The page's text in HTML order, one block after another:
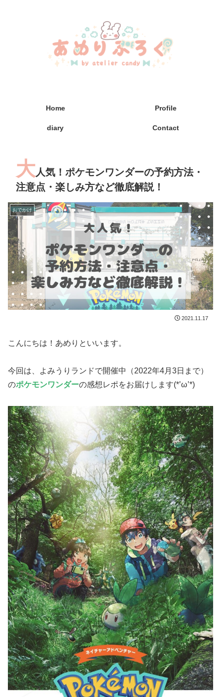
Home Profile
diary Contact
大人気！ポケモンワンダーの予約方法・
注意点・楽しみ方など徹底解説！
おでかけ
2021.11.17
こんにちは！あめりといいます。
今回は、よみうりランドで開催中（2022年4月3日まで）
のポケモンワンダーの感想レポをお届けします(*’ω’*)